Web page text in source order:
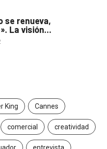
se renueva,
La visión...
King Cannes
comercial creatividad